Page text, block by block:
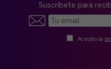
Suscríbete para
Acepto la